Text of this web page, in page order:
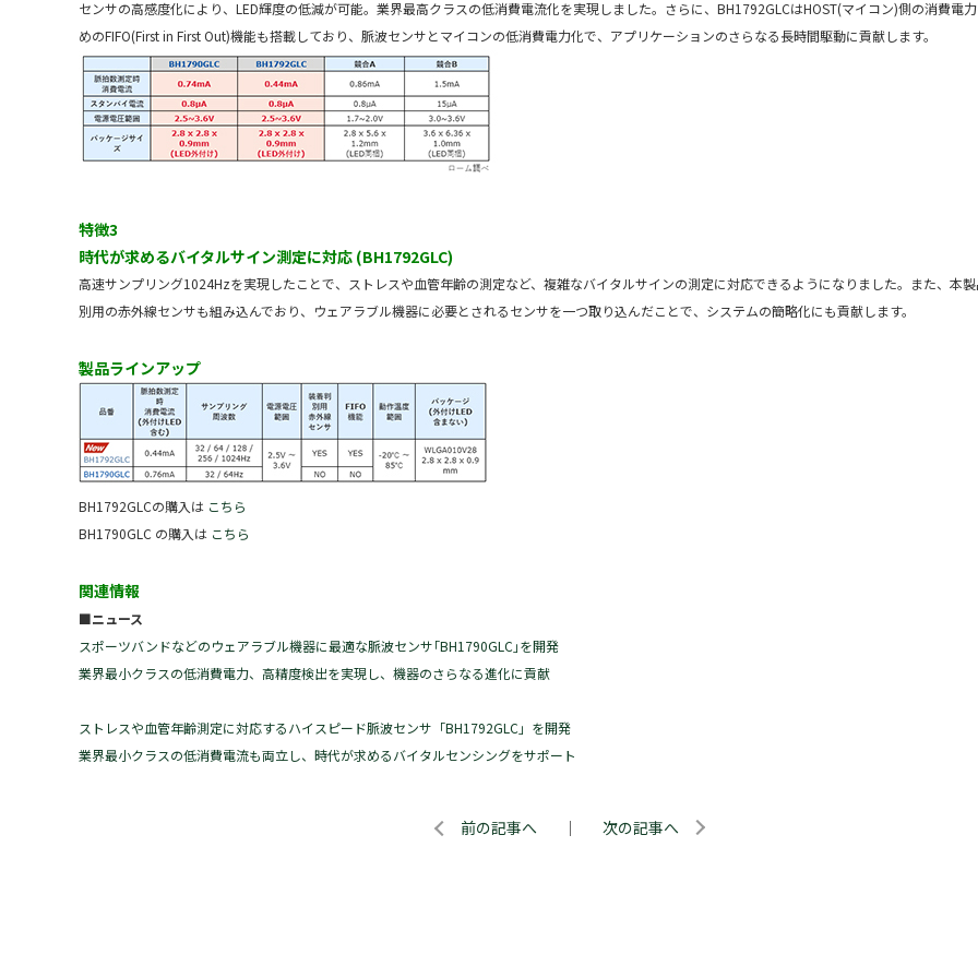
センサの高感度化により、LED輝度の低減が可能。業界最高クラスの低消費電流化を実現しました。さらに、BH1792GLCはHOST(マイコン)側の消費電
めのFIFO(First in First Out)機能も搭載しており、脈波センサとマイコンの低消費電力化で、アプリケーションのさらなる長時間駆動に貢献します。
特徴3
時代が求めるバイタルサイン測定に対応 (BH1792GLC)
高速サンプリング1024Hzを実現したことで、ストレスや血管年齢の測定など、複雑なバイタルサインの測定に対応できるようになりました。また、本
別用の赤外線センサも組み込んでおり、ウェアラブル機器に必要とされるセンサを一つ取り込んだことで、システムの簡略化にも貢献します。
製品ラインアップ
BH1792GLCの購入は こちら
BH1790GLC の購入は こちら
関連情報
■ニュース
スポーツバンドなどのウェアラブル機器に最適な脈波センサ｢BH1790GLC｣を開発
業界最小クラスの低消費電力、高精度検出を実現し、機器のさらなる進化に貢献
ストレスや血管年齢測定に対応するハイスピード脈波センサ「BH1792GLC」を開発
業界最小クラスの低消費電流も両立し、時代が求めるバイタルセンシングをサポート
前の記事へ ｜ 次の記事へ